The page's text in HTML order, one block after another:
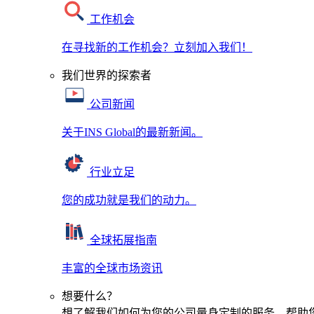
工作机会
在寻找新的工作机会？立刻加入我们！
我们世界的探索者
公司新闻
关于INS Global的最新新闻。
行业立足
您的成功就是我们的动力。
全球拓展指南
丰富的全球市场资讯
想要什么？